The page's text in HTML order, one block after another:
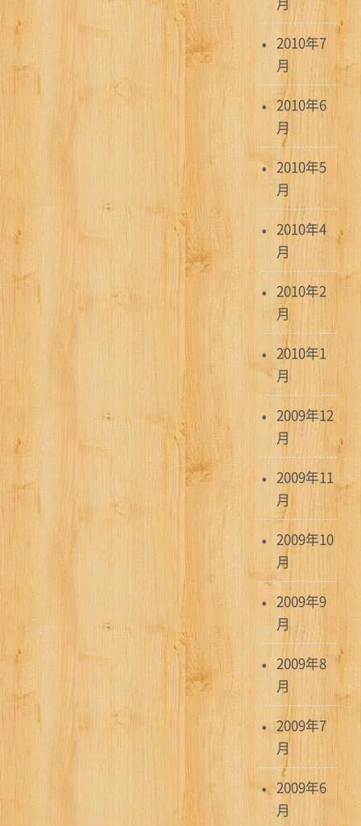
2010年7
月
2010年6
月
2010年5
月
2010年4
月
2010年2
月
2010年1
月
2009年12
月
2009年11
月
2009年10
月
2009年9
月
2009年8
月
2009年7
月
2009年6
月